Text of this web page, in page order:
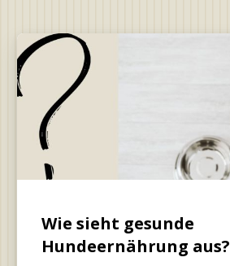
Wie sieht gesunde
Hundeernährung aus?